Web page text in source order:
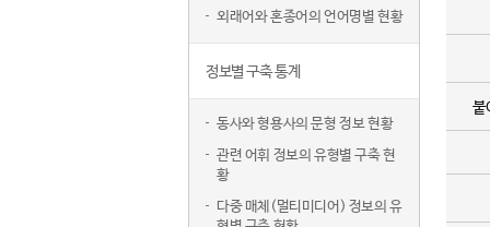
외래어와 혼종어의 언어명별 현황
정보별 구축 통계
동사와 형용사의 문형 정보 현황
관련 어휘 정보의 유형별 구축 현
황
다중 매체(멀티미디어) 정보의 유
붙